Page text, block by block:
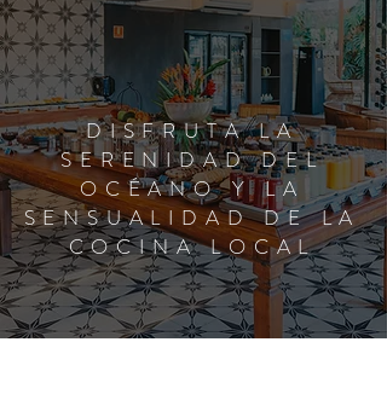
COMPRA DE PROPIEDADES
DISFRUTA LA
SERENIDAD DEL
OCÉANO Y LA
SENSUALIDAD DE LA
COCINA LOCAL